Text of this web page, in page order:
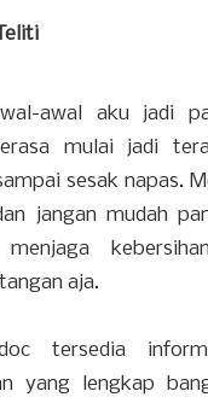
awal aku jadi
mulai jadi
sesak napas.
jangan mudah
aja.
tersedia
yang lengkap